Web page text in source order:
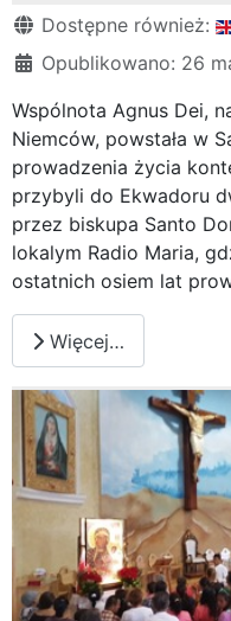
Szczegóły
Dostępne również:
Opublikowano: 26
Wspólnota Agnus Dei,
Niemców, powstała w
prowadzenia życia
przybyli do Ekwadoru
przez biskupa Santo
lokalym Radio Maria,
ostatnich osiem lat
Więcej…